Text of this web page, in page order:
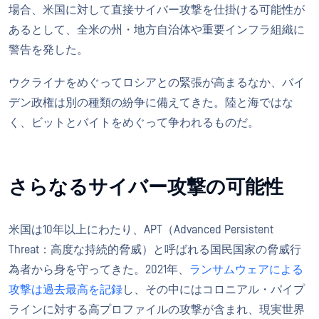
場合、米国に対して直接サイバー攻撃を仕掛ける可能性が
あるとして、全米の州・地方自治体や重要インフラ組織に
警告を発した。
ウクライナをめぐってロシアとの緊張が高まるなか、バイ
デン政権は別の種類の紛争に備えてきた。陸と海ではな
く、ビットとバイトをめぐって争われるものだ。
さらなるサイバー攻撃の可能性
米国は10年以上にわたり、APT（Advanced Persistent
Threat：高度な持続的脅威）と呼ばれる国民国家の脅威行
為者から身を守ってきた。2021年、 ランサムウェアによる
攻撃は過去最高を記録し、その中にはコロニアル・パイプ
ラインに対する高プロファイルの攻撃が含まれ、現実世界